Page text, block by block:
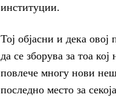
институции.
Тој објасни и дека
да се зборува за тоа
повлече многу нови
последно место за